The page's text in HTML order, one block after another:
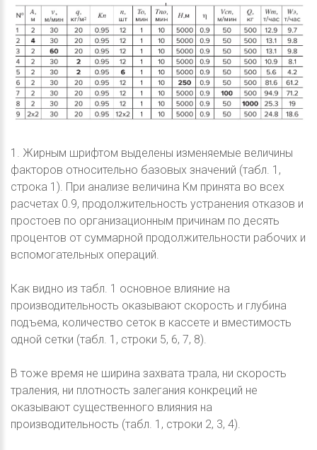
1. Жирным шрифтом выделены изменяемые величины
факторов относительно базовых значений (табл. 1,
строка 1). При анализе величина Км принята во всех
расчетах 0.9, продолжительность устранения отказов и
простоев по организационным причинам по десять
процентов от суммарной продолжительности рабочих и
вспомогательных операций.
Как видно из табл. 1 основное влияние на
производительность оказывают скорость и глубина
подъема, количество сеток в кассете и вместимость
одной сетки (табл. 1, строки 5, 6, 7, 8).
В тоже время не ширина захвата трала, ни скорость
траления, ни плотность залегания конкреций не
оказывают существенного влияния на
производительность (табл. 1, строки 2, 3, 4).